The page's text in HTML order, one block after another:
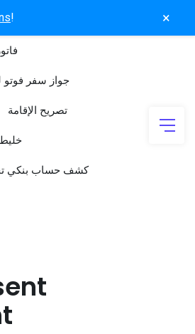
! ×
جواز سفر فوتو
تصريح الإقامة
كشف حساب بنكي